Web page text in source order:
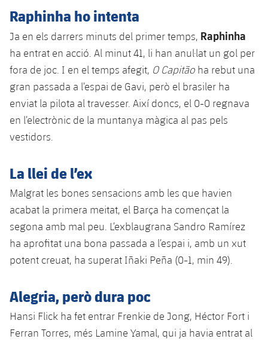
Raphinha ho intenta
Ja en els darrers minuts del primer temps, Raphinha
ha entrat en acció. Al minut 41, li han anul·lat un gol per
fora de joc. I en el temps afegit, O Capitão ha rebut una
gran passada a l’espai de Gavi, però el brasiler ha
enviat la pilota al travesser. Així doncs, el 0-0 regnava
en l’electrònic de la muntanya màgica al pas pels
vestidors.
La llei de l’ex
Malgrat les bones sensacions amb les que havien
acabat la primera meitat, el Barça ha començat la
segona amb mal peu. L’exblaugrana Sandro Ramírez
ha aprofitat una bona passada a l’espai i, amb un xut
potent creuat, ha superat Iñaki Peña (0-1, min 49).
Alegria, però dura poc
Hansi Flick ha fet entrar Frenkie de Jong, Héctor Fort i
Ferran Torres, més Lamine Yamal, qui ja havia entrat al